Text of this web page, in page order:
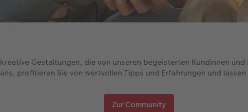
Gestaltungen, die von unseren begeisterten Kundinnen
profitieren Sie von wertvollen Tipps und Erfahrungen und
Zur Community